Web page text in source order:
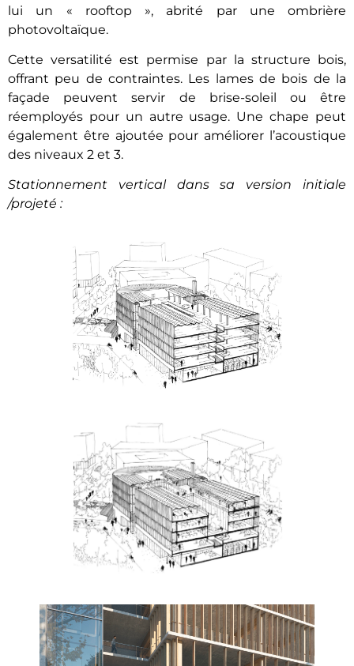
lui un « rooftop », abrité par une ombrière
photovoltaïque.
Cette versatilité est permise par la structure bois,
offrant peu de contraintes. Les lames de bois de la
façade peuvent servir de brise-soleil ou être
réemployés pour un autre usage. Une chape peut
également être ajoutée pour améliorer l’acoustique
des niveaux 2 et 3.
Stationnement vertical dans sa version initiale
/projeté :